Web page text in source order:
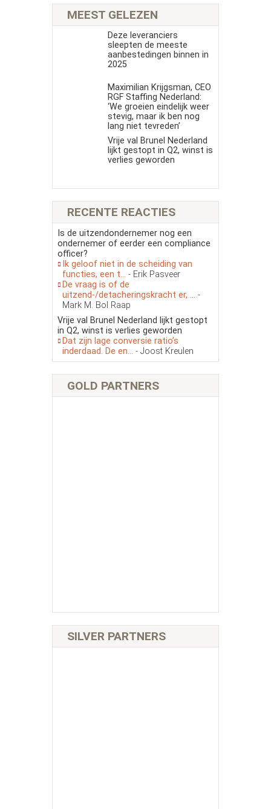
MEEST GELEZEN
Deze leveranciers
sleepten de meeste
aanbestedingen binnen in
2025
Maximilian Krijgsman, CEO
RGF Staffing Nederland:
‘We groeien eindelijk weer
stevig, maar ik ben nog
lang niet tevreden’
Vrije val Brunel Nederland
lijkt gestopt in Q2, winst is
verlies geworden
RECENTE REACTIES
Is de uitzendondernemer nog een
ondernemer of eerder een compliance
officer?
Ik geloof niet in de scheiding van
functies, een t... - Erik Pasveer
De vraag is of de
uitzend-/detacheringskracht er, ... -
Mark M. Bol Raap
Vrije val Brunel Nederland lijkt gestopt
in Q2, winst is verlies geworden
Dat zijn lage conversie ratio’s
inderdaad. De en... - Joost Kreulen
GOLD PARTNERS
SILVER PARTNERS